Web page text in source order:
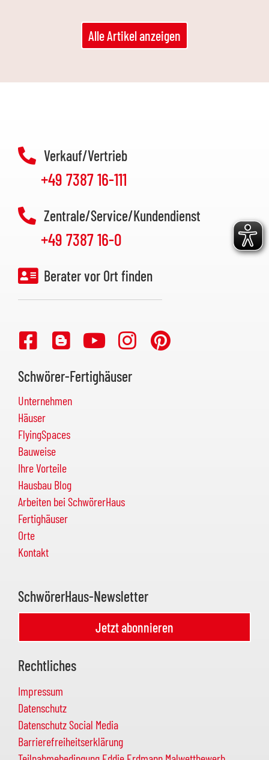
Alle Artikel anzeigen
Verkauf/Vertrieb
+49 7387 16-111
Zentrale/Service/Kundendienst
+49 7387 16-0
Berater vor Ort finden
Schwörer-Fertighäuser
Unternehmen
Häuser
FlyingSpaces
Bauweise
Ihre Vorteile
Hausbau Blog
Arbeiten bei SchwörerHaus
Fertighäuser
Orte
Kontakt
SchwörerHaus-Newsletter
Jetzt abonnieren
Rechtliches
Impressum
Datenschutz
Datenschutz Social Media
Barrierefreiheitserklärung